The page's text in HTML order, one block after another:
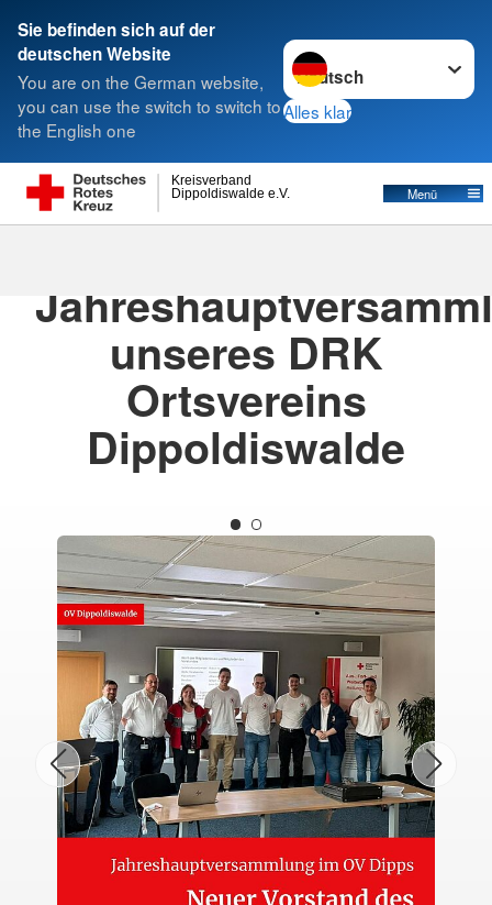
Sie befinden sich auf der
deutschen Website
You are on the German website,
you can use the switch to switch to
the English one
Sprache wechseln zu
Alles klar
Dippoldiswalde e.V.
Kreisverband
Menü
Suche
unseres DRK
Ortsvereins
Dippoldiswalde